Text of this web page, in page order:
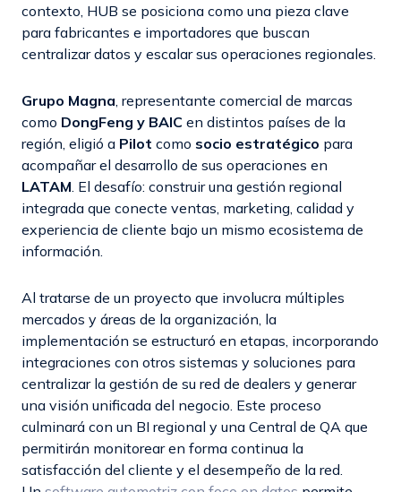
contexto, HUB se posiciona como una pieza clave
para fabricantes e importadores que buscan
centralizar datos y escalar sus operaciones regionales.
Grupo Magna, representante comercial de marcas
como DongFeng y BAIC en distintos países de la
región, eligió a Pilot como socio estratégico para
acompañar el desarrollo de sus operaciones en
LATAM. El desafío: construir una gestión regional
integrada que conecte ventas, marketing, calidad y
experiencia de cliente bajo un mismo ecosistema de
información.
Al tratarse de un proyecto que involucra múltiples
mercados y áreas de la organización, la
implementación se estructuró en etapas, incorporando
integraciones con otros sistemas y soluciones para
centralizar la gestión de su red de dealers y generar
una visión unificada del negocio. Este proceso
culminará con un BI regional y una Central de QA que
permitirán monitorear en forma continua la
satisfacción del cliente y el desempeño de la red.